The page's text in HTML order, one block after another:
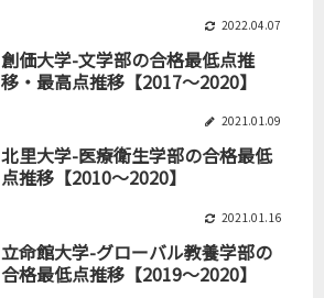
2022.04.07
創価大学-文学部の合格最低点推
移・最高点推移【2017～2020】
2021.01.09
北里大学-医療衛生学部の合格最低
点推移【2010～2020】
2021.01.16
立命館大学-グローバル教養学部の
合格最低点推移【2019～2020】